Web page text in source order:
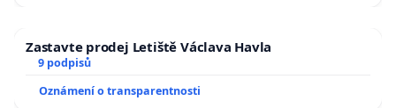
Zastavte prodej Letiště Václava Havla
9 podpisů
Oznámení o transparentnosti